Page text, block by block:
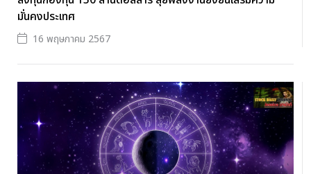
มั่นคงประเทศ
16 พฤษภาคม 2567